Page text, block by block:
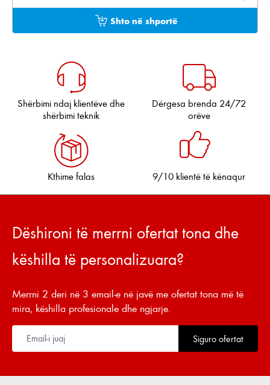
Shto në shportë
Shërbimi ndaj klientëve dhe
shërbimi teknik
Dërgesa brenda 24/72
orëve
Kthime falas 9/10 klientë të kënaqur
Dëshironi të merrni ofertat tona dhe
këshilla të personalizuara?
Merrni 2 deri në 3 email-e në javë me ofertat tona më të
mira, këshilla profesionale dhe ngjarje.
Siguro ofertat